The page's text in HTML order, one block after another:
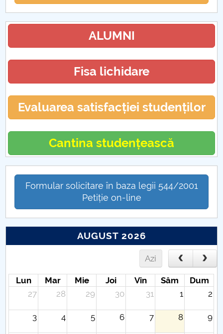
ALUMNI
Fisa lichidare
Evaluarea satisfacției studenților
Cantina studențească
Formular solicitare în baza legii 544/2001
Petiție on-line
AUGUST 2026
Azi
Lun Mar Mie Joi Vin Sâm
Dum
27
28 29 30 31 1 2
3 4 5 6 7 8 9